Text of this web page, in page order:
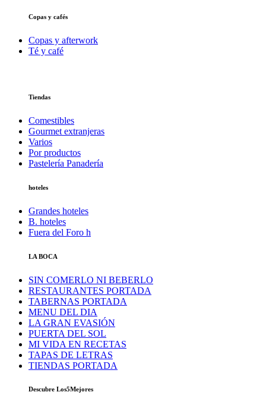
Copas y cafés
Copas y afterwork
Té y café
Tiendas
Comestibles
Gourmet extranjeras
Varios
Por productos
Pastelería Panadería
hoteles
Grandes hoteles
B. hoteles
Fuera del Foro h
LA BOCA
SIN COMERLO NI BEBERLO
RESTAURANTES PORTADA
TABERNAS PORTADA
MENU DEL DIA
LA GRAN EVASIÓN
PUERTA DEL SOL
MI VIDA EN RECETAS
TAPAS DE LETRAS
TIENDAS PORTADA
Descubre Los5Mejores